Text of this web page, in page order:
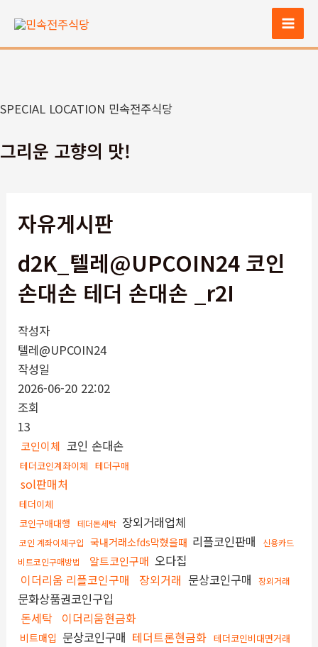
츠
너
기
Main
SPECIAL LOCATION 민속전주식당
그리운 고향의 맛!
자유게시판
d2K_텔레@UPCOIN24 코인
손대손 테더 손대손 _r2I
작성자
텔레@UPCOIN24
작성일
2026-06-20 22:02
조회
13
코인이체 코인 손대손
테더코인계좌이체 테더구매
sol판매처
테더이체
코인구매대행
테더돈세탁 장외거래업체
코인 계좌이체구입 국내거래소fds막혔을때 리플코인판매
신용카드
비트코인구매방법
알트코인구매 오다집
이더리움 리플코인구매
장외거래 문상코인구매 장외거래
문화상품권코인구입
돈세탁 이더리움현금화
비트매입 문상코인구매 테더트론현금화 테더코인비대면거래